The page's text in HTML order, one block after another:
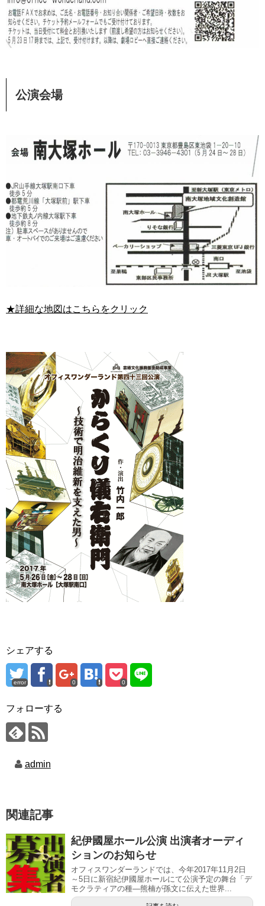
公演会場
★詳細な地図はこちらをクリック
シェアする
error 0 0
フォローする
admin
関連記事
紀伊國屋ホール公演 出演者オーディ
ションのお知らせ
オフィスワンダーランドでは、今年2017年11月2日
～5日に新宿紀伊國屋ホールにて公演予定の舞台「デ
モクラティアの種―熊楠が孫文に伝えた世界...